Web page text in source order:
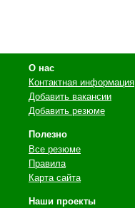
О нас
Контактная информация
Добавить вакансии
Добавить резюме
Полезно
Все резюме
Правила
Карта сайта
Наши проекты